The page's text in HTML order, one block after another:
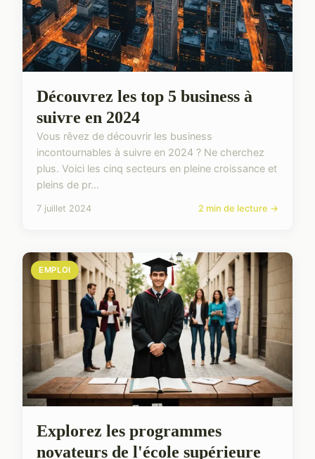
Découvrez les top 5 business à
suivre en 2024
Vous rêvez de découvrir les business
incontournables à suivre en 2024 ? Ne cherchez
plus. Voici les cinq secteurs en pleine croissance et
pleins de pr...
7 juillet 2024 2 min de lecture →
EMPLOI
Explorez les programmes
novateurs de l'école supérieure